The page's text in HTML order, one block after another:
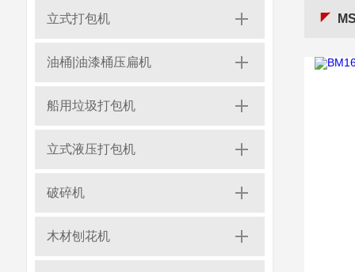
立式打包机
油桶|油漆桶压扁机
船用垃圾打包机
立式液压打包机
破碎机
木材刨花机